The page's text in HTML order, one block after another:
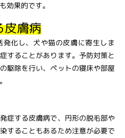
効果的です。
皮膚病
化し、犬や猫の皮膚に寄生しま
することがあります。予防対策と
駆除を行い、ペットの寝床や部屋
症する皮膚病で、円形の脱毛部や
することもあるため注意が必要で